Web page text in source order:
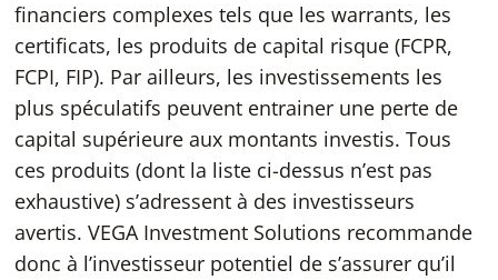
financiers complexes tels que les warrants, les
certificats, les produits de capital risque (FCPR,
FCPI, FIP). Par ailleurs, les investissements les
plus spéculatifs peuvent entrainer une perte de
capital supérieure aux montants investis. Tous
ces produits (dont la liste ci-dessus n’est pas
exhaustive) s’adressent à des investisseurs
avertis. VEGA Investment Solutions recommande
donc à l’investisseur potentiel de s’assurer qu’il